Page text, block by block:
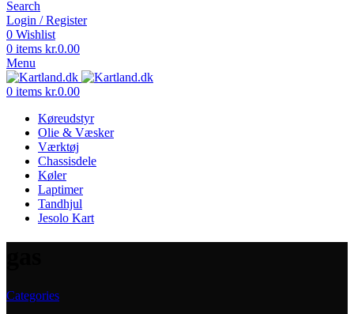
Search
Login / Register
0 Wishlist
0 items kr.0.00
Menu
0 items kr.0.00
Køreudstyr
Olie & Væsker
Værktøj
Chassisdele
Køler
Laptimer
Tandhjul
Jesolo Kart
Categories